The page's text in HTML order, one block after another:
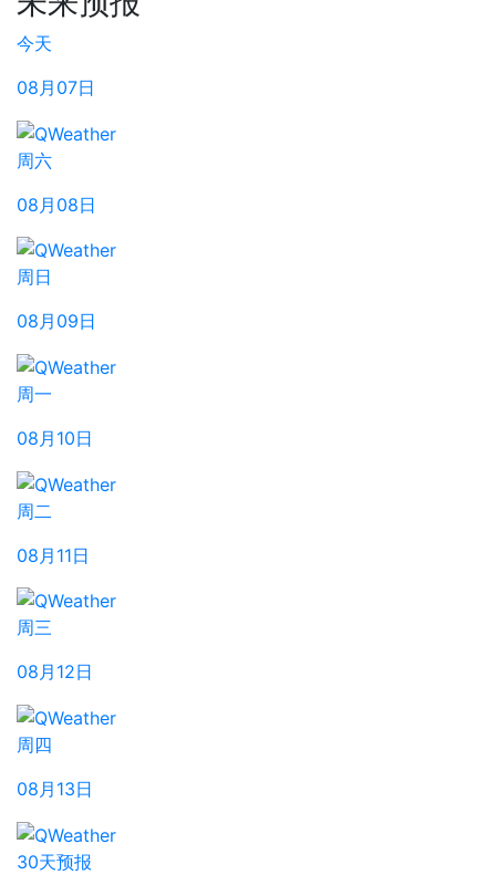
今天
08月07日
周六
08月08日
周日
08月09日
周一
08月10日
周二
08月11日
周三
08月12日
周四
08月13日
30天预报